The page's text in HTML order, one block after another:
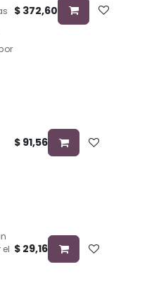
$ 372,60
$ 91,56
$ 29,16